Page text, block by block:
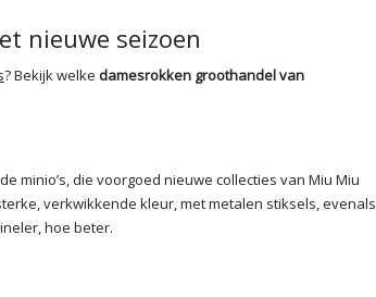
nieuwe seizoen
? Bekijk welke damesrokken groothandel van
minio’s, die voorgoed nieuwe collecties van Miu Miu
verkwikkende kleur, met metalen stiksels, evenals
hoe beter.